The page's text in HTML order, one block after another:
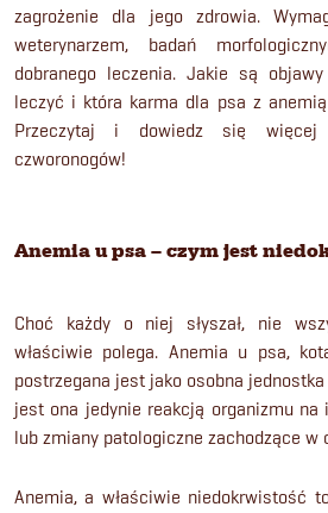
zagrożenie dla jego zdrowia.
weterynarzem, badań
dobranego leczenia. Jakie są
leczyć i która karma dla psa z
Przeczytaj i dowiedz się
czworonogów!
Anemia u psa – czym jest
Choć każdy o niej słyszał, nie
właściwie polega. Anemia u psa,
postrzegana jest jako osobna
jest ona jedynie reakcją organizmu na
lub zmiany patologiczne zachodzące w
Anemia, a właściwie niedokrwistość